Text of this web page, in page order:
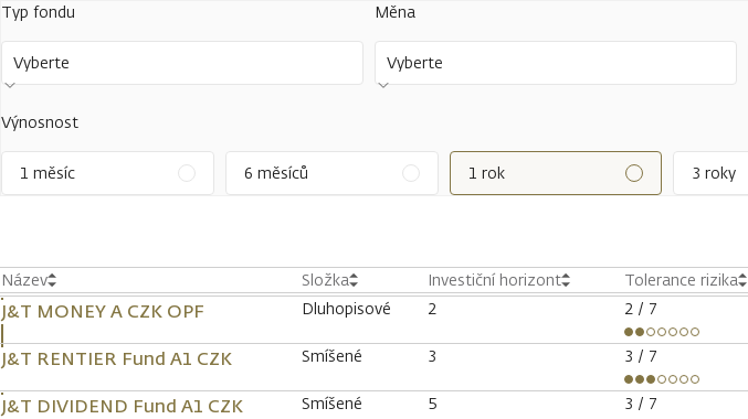
Typ fondu
Vyberte
Měna
Vyberte
Výnosnost
1 měsíc 6 měsíců 1 rok 3 roky
Název Složka Investiční horizont Tolerance rizika
J&T MONEY A CZK OPF Dluhopisové 2 2 / 7
J&T RENTIER Fund A1 CZK Smíšené 3 3 / 7
J&T DIVIDEND Fund A1 CZK Smíšené 5 3 / 7